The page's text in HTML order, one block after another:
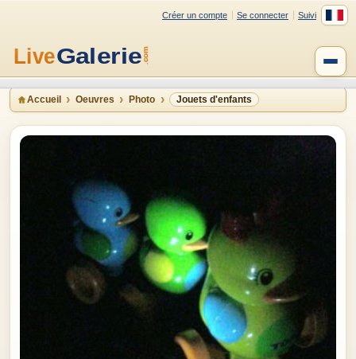
Créer un compte Se connecter Suivi
Accueil Oeuvres Photo Jouets d'enfants